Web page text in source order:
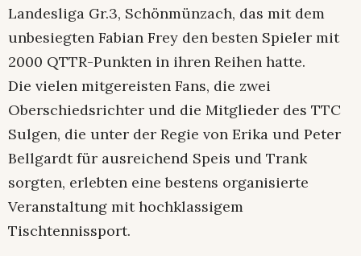
Landesliga Gr.3, Schönmünzach, das mit dem
unbesiegten Fabian Frey den besten Spieler mit
2000 QTTR-Punkten in ihren Reihen hatte.
Die vielen mitgereisten Fans, die zwei
Oberschiedsrichter und die Mitglieder des TTC
Sulgen, die unter der Regie von Erika und Peter
Bellgardt für ausreichend Speis und Trank
sorgten, erlebten eine bestens organisierte
Veranstaltung mit hochklassigem
Tischtennissport.